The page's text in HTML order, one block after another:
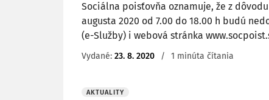
Sociálna poisťovňa oznamuje, že z
augusta 2020 od 7.00 do 18.00 h budú
(e-Služby) i webová stránka
Vydané: 23. 8. 2020 / 1 minúta čítania
AKTUALITY